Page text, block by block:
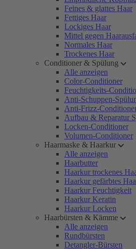
Feines & glattes Haar
Fettiges Haar
Lockiges Haar
Mittel gegen
Normales Haar
Trockenes Haar
Conditioner & Spülung
Alle anzeigen
Color-Conditioner
Feuchtigkeits-
Anti-Schuppen-
Anti-Frizz-
Aufbau & Reparatur
Locken-Conditioner
Volumen-Conditioner
Haarmaske & Haarkur
Alle anzeigen
Haarbutter
Haarkur trockenes
Haarkur gefärbtes
Haarkur Feuchtigkeit
Haarkur Keratin
Haarkur Locken
Haarbürsten & Kämme
Alle anzeigen
Rundbürsten
Detangler-Bürsten